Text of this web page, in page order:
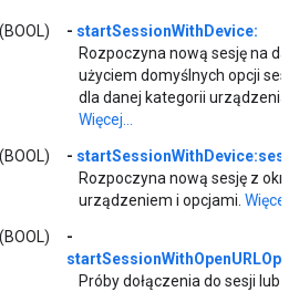
(BOOL) - startSessionWithDevice:
Rozpoczyna nową sesję na
użyciem domyślnych opcji
dla danej kategorii urządzenia
Więcej...
(BOOL) -
Rozpoczyna nową sesję z
urządzeniem i opcjami. Więcej...
(BOOL)
-
Próby dołączenia do sesji lub